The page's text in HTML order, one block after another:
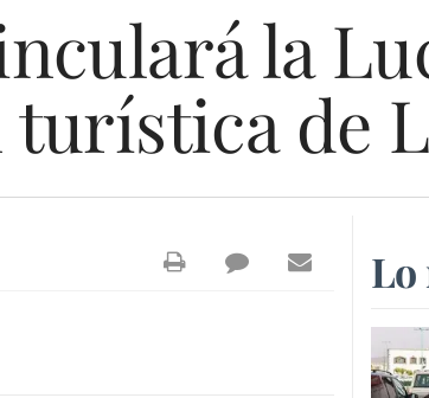
la
de
Lo